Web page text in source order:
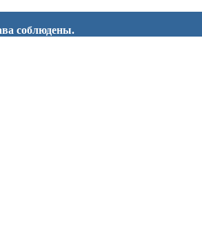
соблюдены.